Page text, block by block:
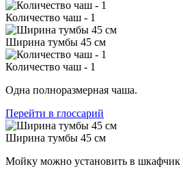
Количество чаш - 1
Ширина тумбы 45 см
Количество чаш - 1
Одна полноразмерная чаша.
Перейти в глоссарий
Ширина тумбы 45 см
Мойку можно установить в